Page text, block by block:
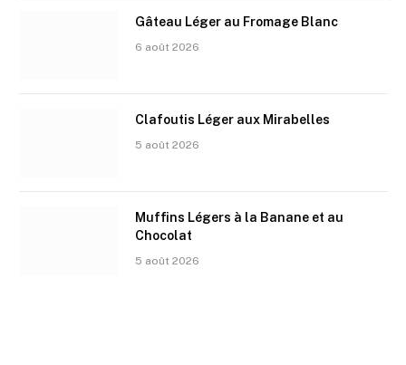
Gâteau Léger au Fromage Blanc
6 août 2026
Clafoutis Léger aux Mirabelles
5 août 2026
Muffins Légers à la Banane et au
Chocolat
5 août 2026